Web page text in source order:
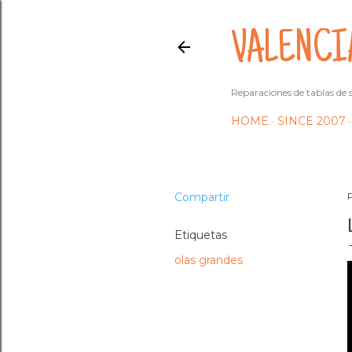
Reparaciones de tablas
HOME SINCE 2007
Compartir
Etiquetas
olas grandes